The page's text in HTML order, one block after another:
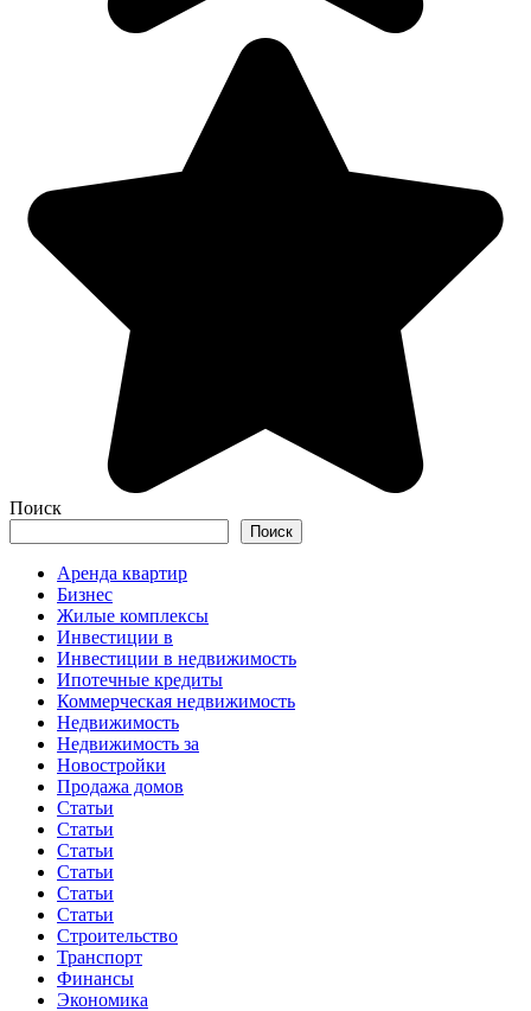
Поиск
Поиск
Аренда квартир
Бизнес
Жилые комплексы
Инвестиции в
Инвестиции в недвижимость
Ипотечные кредиты
Коммерческая недвижимость
Недвижимость
Недвижимость за
Новостройки
Продажа домов
Статьи
Статьи
Статьи
Статьи
Статьи
Статьи
Строительство
Транспорт
Финансы
Экономика